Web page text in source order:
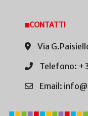
CONTATTI
Via
Telefono:
Email: